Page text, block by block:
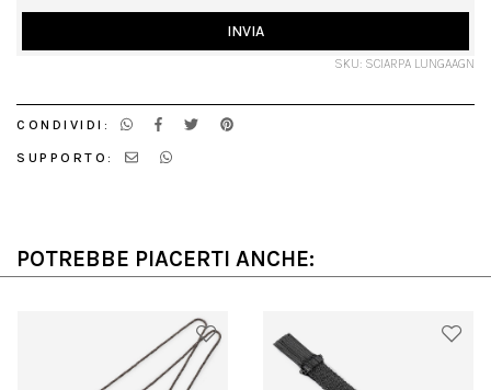
INVIA
SKU: SCIARPA LUNGAAGN
CONDIVIDI:
SUPPORTO:
POTREBBE PIACERTI ANCHE: